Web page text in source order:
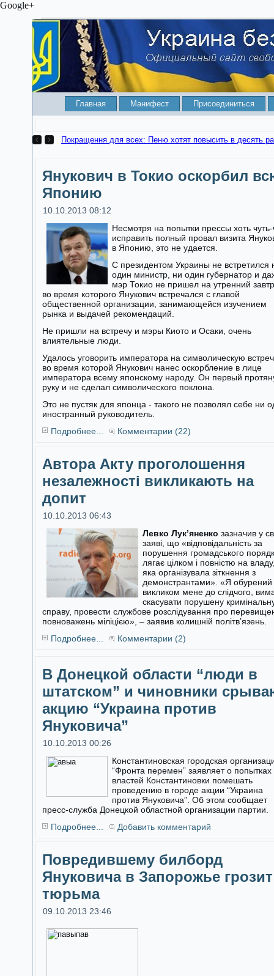
Google+
Главная Манифест Присоединиться
Покращення для всех: Пеню хотят
Янукович в Токио оскорбил
Японию
10.10.2013 08:12
Несмотря на попытки прессы хоть чуть-
исправить полный провал визита
в Японию, это не удается.
С президентом Украины не встретился
один министр, ни один губернатор и
мэр Токио не пришел на утренний
во время которого Янукович встречался с главой
общественной организации, занимающейся изучением
рынка и выдачей рекомендаций.
Не пришли на встречу и мэры Киото и Осаки, очень
влиятельные люди.
Удалось уговорить императора на символическую
во время которой Янукович нанес оскорбление в лице
императора всему японскому народу. Он первый
руку и не сделал символического поклона.
Это не пустяк для японца - такого не позволял себе ни
иностранный руководитель.
Подробнее...
Комментарии (22)
Автора Акту проголошення
незалежності викликають на
допит
10.10.2013 06:43
Левко Лук’яненко зазначив у
заяві, що «відповідальність за
порушення громадського
лягає цілком і повністю на
яка організувала зіткнення з
демонстрантами». «Я обурений
викликом мене до слідчого,
скасувати порушену
справу, провести службове розслідування про
повноважень міліцією», – заявив колишній політв’язень.
Подробнее...
Комментарии (2)
В Донецкой области “люди в
штатском” и чиновники
акцию “Украина против
Януковича”
10.10.2013 00:26
Константиновская городская
“Фронта перемен” заявляет о попытках
властей Константиновки помешать
проведению в городе акции “Украина
против Януковича”. Об этом сообщает
пресс-служба Донецкой областной организации партии.
Подробнее...
Добавить комментарий
Повредившему билборд
Януковича в Запорожье грозит
тюрьма
09.10.2013 23:46